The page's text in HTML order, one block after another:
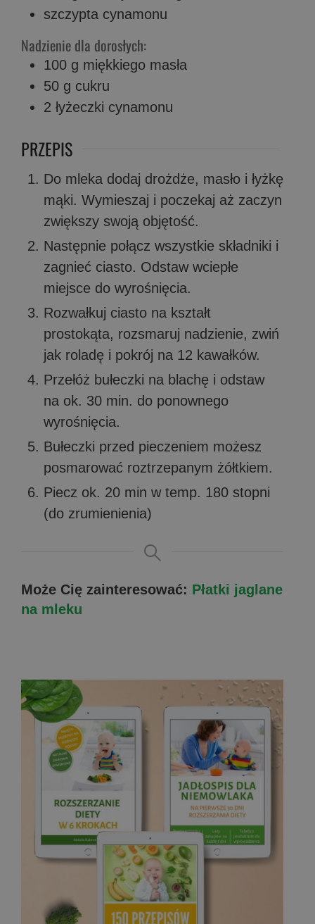
szczypta cynamonu
Nadzienie dla dorosłych:
100 g miękkiego masła
50 g cukru
2 łyżeczki cynamonu
PRZEPIS
Do mleka dodaj drożdże, masło i łyżkę
mąki. Wymieszaj i poczekaj aż zaczyn
zwiększy swoją objętość.
Następnie połącz wszystkie składniki i
zagnieć ciasto. Odstaw wciepłe
miejsce do wyrośnięcia.
Rozwałkuj ciasto na kształt
prostokąta, rozsmaruj nadzienie, zwiń
jak roladę i pokrój na 12 kawałków.
Przełóż bułeczki na blachę i odstaw
na ok. 30 min. do ponownego
wyrośnięcia.
Bułeczki przed pieczeniem możesz
posmarować roztrzepanym żółtkiem.
Piecz ok. 20 min w temp. 180 stopni
(do zrumienienia)
Może Cię zainteresować: Płatki jaglane
na mleku